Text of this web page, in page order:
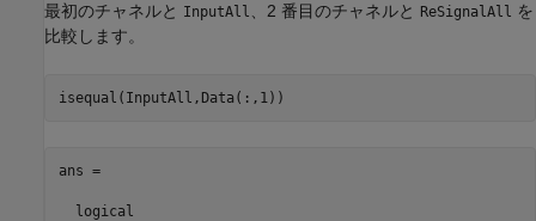
最初のチャネルと InputAll 、2 番目のチャネルと ReSignalAll を
比較します。
isequal(InputAll,Data(:,1))
ans =
  logical